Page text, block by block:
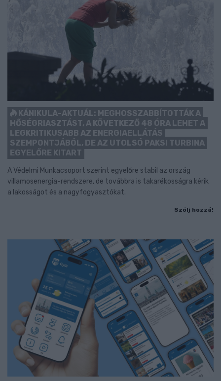
KÁNIKULA-AKTUÁL: MEGHOSSZABBÍTOTTÁK A
HŐSÉGRIASZTÁST, A KÖVETKEZŐ 48 ÓRA LEHET A
LEGKRITIKUSABB AZ ENERGIAELLÁTÁS
SZEMPONTJÁBÓL, DE AZ UTOLSÓ PAKSI TURBINA
EGYELŐRE KITART
A Védelmi Munkacsoport szerint egyelőre stabil az ország
villamosenergia-rendszere, de továbbra is takarékosságra kérik
a lakosságot és a nagyfogyasztókat.
Szólj hozzá!